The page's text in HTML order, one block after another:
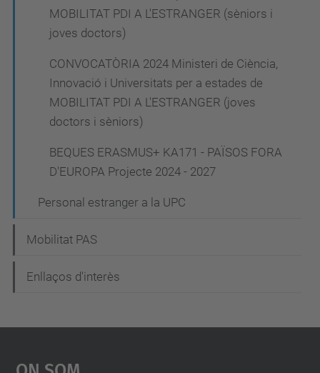
MOBILITAT PDI A L'ESTRANGER (sèniors i
joves doctors)
CONVOCATÒRIA 2024 Ministeri de Ciència,
Innovació i Universitats per a estades de
MOBILITAT PDI A L'ESTRANGER (joves
doctors i sèniors)
BEQUES ERASMUS+ KA171 - PAÏSOS FORA
D'EUROPA Projecte 2024 - 2027
Personal estranger a la UPC
Mobilitat PAS
Enllaços d'interès